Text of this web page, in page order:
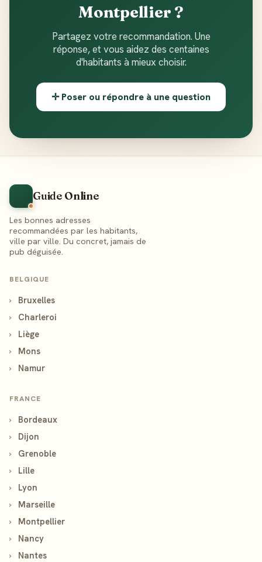
Montpellier ?
Partagez votre recommandation. Une
réponse, et vous aidez des centaines
d'habitants à mieux choisir.
✛ Poser ou répondre à une question
Guide Online
Les bonnes adresses
recommandées par les habitants,
ville par ville. Du concret, jamais de
pub déguisée.
BELGIQUE
›
Bruxelles
›
Charleroi
›
Liège
›
Mons
›
Namur
FRANCE
›
Bordeaux
›
Dijon
›
Grenoble
›
Lille
›
Lyon
›
Marseille
›
Montpellier
›
Nancy
›
Nantes